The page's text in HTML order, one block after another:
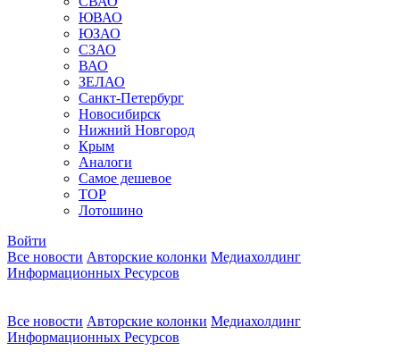
ЮВАО
ЮЗАО
СЗАО
ВАО
ЗЕЛАО
Санкт-Петербург
Новосибирск
Нижний Новгород
Крым
Аналоги
Самое дешевое
TOP
Лотошино
Войти
Все новости Авторские колонки Медиахолдинг
Информационных Ресурсов
Все новости Авторские колонки Медиахолдинг
Информационных Ресурсов